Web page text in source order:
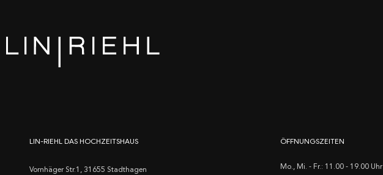
LIN-RIEHL DAS HOCHZEITSHAUS
Vornhäger Str.1, 31655 Stadthagen
ÖFFNUNGSZEITEN
Mo., Mi. - Fr.: 11.00 - 19.00 Uhr